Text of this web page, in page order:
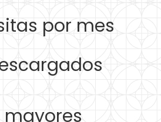
por mes
mayores